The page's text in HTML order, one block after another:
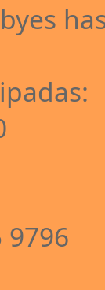
9796